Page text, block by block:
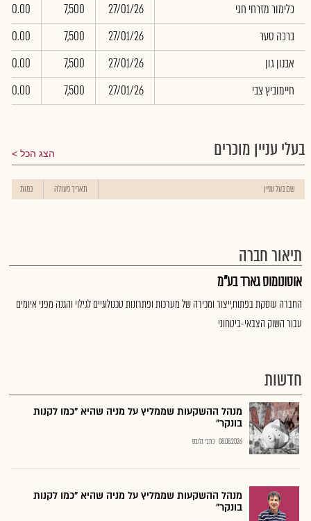
כלימור מזרחי חגי
27/01/26
7,500
0.00
ברכה סער
27/01/26
7,500
0.00
אבנון גון
27/01/26
7,500
0.00
חיימוביץ צבי
27/01/26
7,500
0.00
בעלי עניין מוכרים הצג הכל
שם בעל עניין תאריך פעולה כמות
תיאור חברה
אוטונומוס גארד בע"מ
החברה עוסקת בפתוח,ייצור ומכירה של מערכות ופתרונות טכנולוגיים לגילוי והגנה מפני איומים
עבור השוק הצבאי-ביטחוני
חדשות
מנהל ההשקעות שממליץ על מניה שהיא "כמו לקנות
בונקר"
08.08.2026 כתבי גלובס
מנהל ההשקעות שממליץ על מניה שהיא "כמו לקנות
בונקר"